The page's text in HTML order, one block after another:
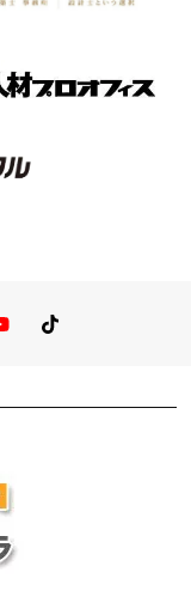
You TubeTikTok